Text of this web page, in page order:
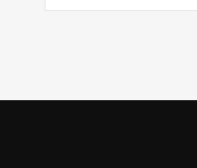
“THE
180多项精湛技艺